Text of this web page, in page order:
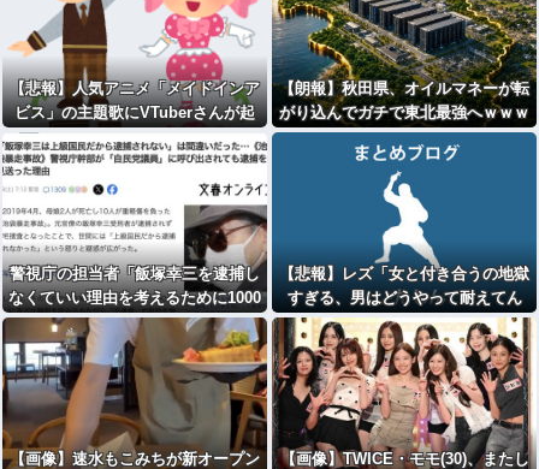
【悲報】人気アニメ「メイドインア
ビス」の主題歌にVTuberさんが起
用されてまたまたまた炎上、もう何
回目だよ…
【朗報】秋田県、オイルマネーが転
がり込んでガチで東北最強へｗｗｗ
ｗｗｗｗｗｗｗｗｗ
警視庁の担当者「飯塚幸三を逮捕し
なくていい理由を考えるために1000
ページもの法解釈書を読んだ」
【悲報】レズ「女と付き合うの地獄
すぎる、男はどうやって耐えてん
の？」
【画像】速水もこみちが新オープン
【画像】TWICE・モモ(30)、またし